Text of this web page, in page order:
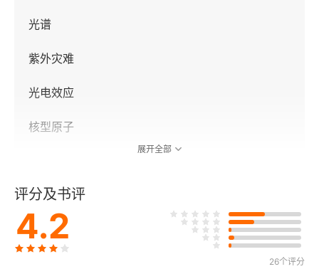
光谱
紫外灾难
光电效应
核型原子
康普顿散射
第二章 曙光显现
展开全部
评分及书评
4.2
26个评分